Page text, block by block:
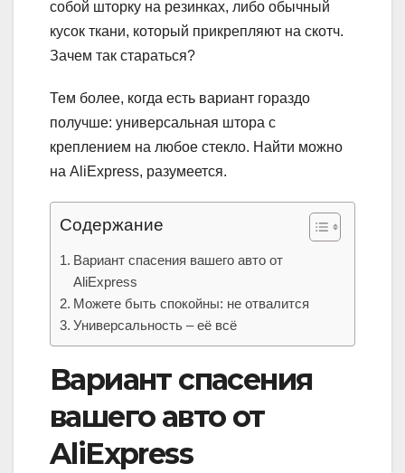
собой шторку на резинках, либо обычный
кусок ткани, который прикрепляют на скотч.
Зачем так стараться?
Тем более, когда есть вариант гораздо
получше: универсальная штора с
креплением на любое стекло. Найти можно
на AliExpress, разумеется.
Содержание
Вариант спасения вашего авто от
AliExpress
Можете быть спокойны: не отвалится
Универсальность – её всё
Вариант спасения
вашего авто от
AliExpress